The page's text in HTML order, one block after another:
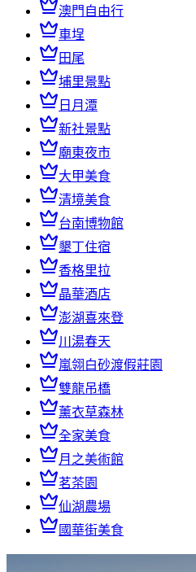
澳門自由行
車埕
田尾
埔里景點
日月潭
新社景點
廟東夜市
大甲美食
清境美食
台南博物館
墾丁住宿
香格里拉
晶華酒店
澎湖喜來登
川湯春天
嵐翎白砂渡假莊園
雙龍吊橋
薰衣草森林
全家美食
月之美術館
茗茶園
仙湖農場
國華街美食